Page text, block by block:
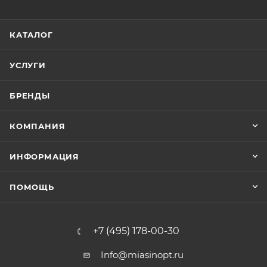
КАТАЛОГ
УСЛУГИ
БРЕНДЫ
КОМПАНИЯ
ИНФОРМАЦИЯ
ПОМОЩЬ
+7 (495) 178-00-30
Info@miasinopt.ru